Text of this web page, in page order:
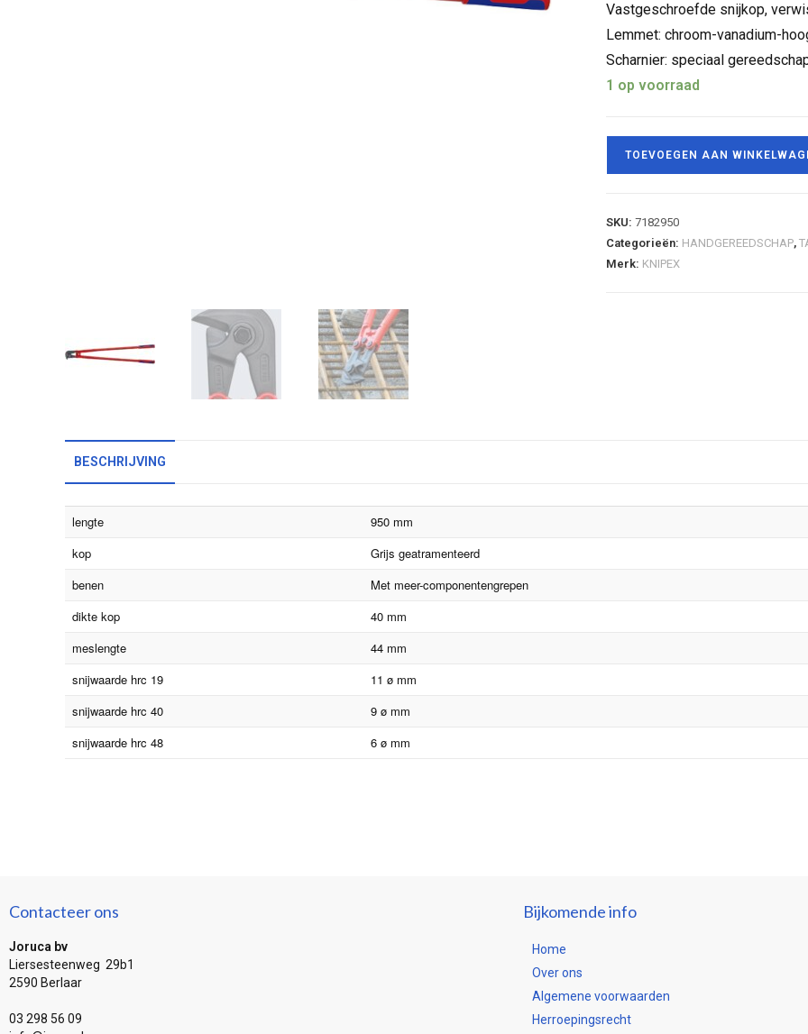
Vastgeschroefde snijkop,
Lemmet: chroom-vanadium-
Scharnier: speciaal
1 op voorraad
TOEVOEGEN AAN
SKU: 7182950
Categorieën: HANDGEREEDSCHAP,
Merk: KNIPEX
BESCHRIJVING
lengte
950 mm
kop
Grijs geatramenteerd
benen
Met meer-componentengrepen
dikte kop
40 mm
meslengte
44 mm
snijwaarde hrc 19
11 ø mm
snijwaarde hrc 40
9 ø mm
snijwaarde hrc 48
6 ø mm
Contacteer ons
Joruca bv
Liersesteenweg 29b1
2590 Berlaar
03 298 56 09
Bijkomende info
Home
Over ons
Algemene voorwaarden
Herroepingsrecht